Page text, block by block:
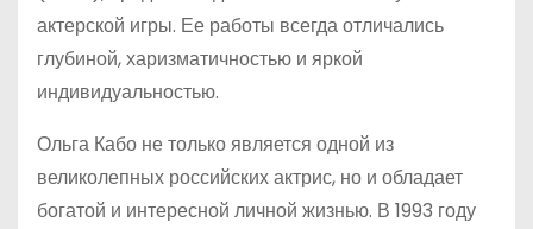
актерской игры. Ее работы всегда отличались
глубиной, харизматичностью и яркой
индивидуальностью.
Ольга Кабо не только является одной из
великолепных российских актрис, но и обладает
богатой и интересной личной жизнью. В 1993 году